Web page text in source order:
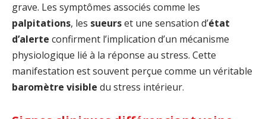
grave. Les symptômes associés comme les
palpitations, les sueurset une sensation d’état
d’alerte confirment l’implication d’un mécanisme
physiologique lié à la réponse au stress. Cette
manifestation est souvent perçue comme un véritable
baromètre visible du stress intérieur.